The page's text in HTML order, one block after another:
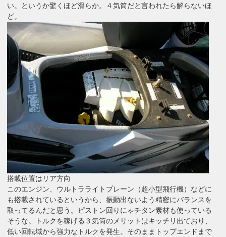
い。というか驚くほど滑らか。４気筒だと言われたら解らないほ
ど。
搭載位置はリア方向
このエンジン、ウルトラライトプレーン（超小型飛行機）などに
も搭載されているというから、振動出ないよう精密にバランスを
取ってるんだと思う。ピストン回りにゃチタン素材も使っている
そうな。トルクを稼げる３気筒のメリットはキッチリ出ており、
低い回転域から強力なトルクを発生。そのままトップエンドまで